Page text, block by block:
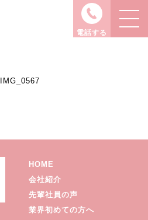
電話する
IMG_0567
HOME
会社紹介
先輩社員の声
業界初めての方へ